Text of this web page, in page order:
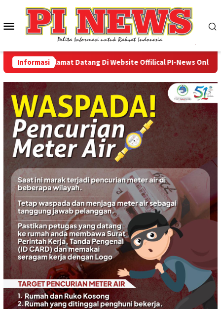
konten
Menu
Mobile
Informasi
Selamat Datang Di Website Offilical PI-News Online -